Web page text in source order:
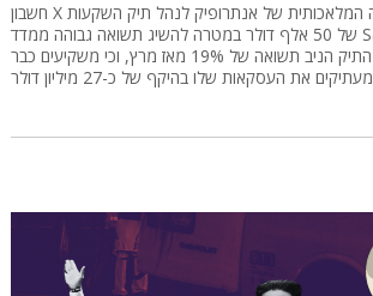
חשבון X עצמאי נתן לסוכן הבינה המלאכותית של אנתרופיק לנהל תיק השקעות
של 50 אלף דולר במטרה להשיג תשואה גבוהה ממדד S&P 500 • כעת טוענים
מפעילי הפרויקט כי התיק הניב תשואה של 19% מאז מרץ, וכי משקיעים כבר
מעתיקים את העסקאות שלו בהיקף של כ-27 מיליון דולר